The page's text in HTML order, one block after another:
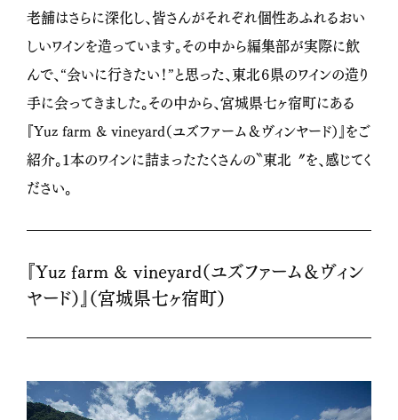
老舗はさらに深化し、皆さんがそれぞれ個性あふれるおい
しいワインを造っています。その中から編集部が実際に飲
んで、“会いに行きたい！”と思った、東北６県のワインの造り
手に会ってきました。その中から、宮城県七ヶ宿町にある
『Yuz farm & vineyard（ユズファーム＆ヴィンヤード）』をご
紹介。１本のワインに詰まったたくさんの〝東北〞を、感じてく
ださい。
『Yuz farm & vineyard（ユズファーム＆ヴィン
ヤード）』（宮城県七ヶ宿町）